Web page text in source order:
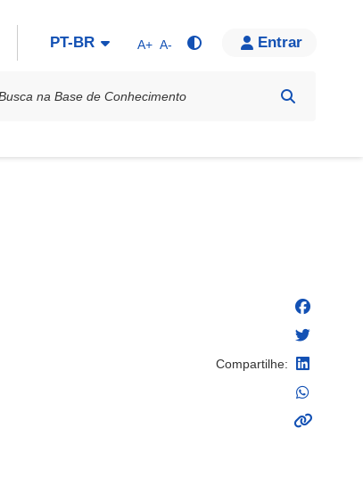
PT-BR A+ A- Entrar
Compartilhe: